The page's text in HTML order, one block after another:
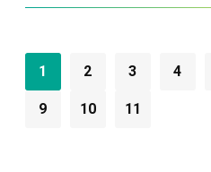
1 2 3 4
9 10 11